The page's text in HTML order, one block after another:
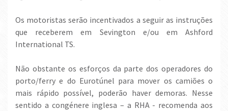
Os motoristas serão incentivados a seguir as instruções
que receberem em Sevington e/ou em Ashford
International TS.
Não obstante os esforços da parte dos operadores do
porto/ferry e do Eurotúnel para mover os camiões o
mais rápido possível, poderão haver demoras. Nesse
sentido a congénere inglesa – a RHA - recomenda aos